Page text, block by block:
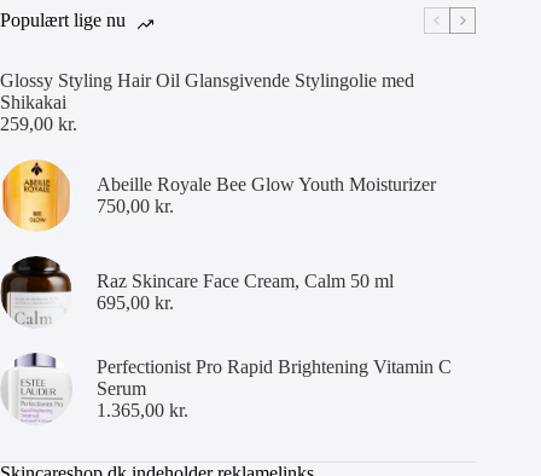
Populært lige nu
Glossy Styling Hair Oil Glansgivende Stylingolie med
Shikakai
259,00 kr.
Abeille Royale Bee Glow Youth Moisturizer
750,00 kr.
Raz Skincare Face Cream, Calm 50 ml
695,00 kr.
Perfectionist Pro Rapid Brightening Vitamin C
Serum
1.365,00 kr.